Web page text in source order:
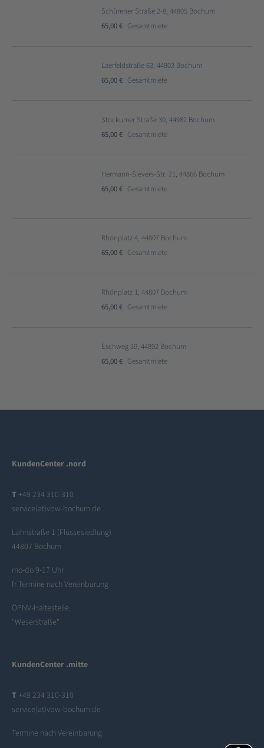
Schürener Straße 2-8, 44805 Bochum
65,00 € Gesamtmiete
Laerfeldstraße 63, 44803 Bochum
65,00 € Gesamtmiete
Stockumer Straße 30, 44982 Bochum
65,00 € Gesamtmiete
Hermann-Sievers-Str. 21, 44866 Bochum
65,00 € Gesamtmiete
Rhönplatz 4, 44807 Bochum
65,00 € Gesamtmiete
Rhönplatz 1, 44807 Bochum
65,00 € Gesamtmiete
Eschweg 39, 44892 Bochum
65,00 € Gesamtmiete
KundenCenter .nord
T +49 234 310-310
service(at)vbw-bochum.de
Lahnstraße 1 (Flüssesiedlung)
44807 Bochum
mo-do 9-17 Uhr
fr Termine nach Vereinbarung
ÖPNV-Haltestelle:
"Weserstraße"
KundenCenter .mitte
T +49 234 310-310
service(at)vbw-bochum.de
Termine nach Vereinbarung